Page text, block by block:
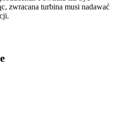
zwracana turbina musi nadawać